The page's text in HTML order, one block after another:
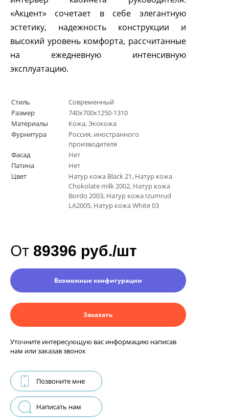
«Акцент» сочетает в себе элегантную
эстетику, надежность конструкции и
высокий уровень комфорта, рассчитанные
на ежедневную интенсивную
эксплуатацию.
Стиль
Современный
Размер
740x700x1250-1310
Материалы
Кожа, Экокожа
Фурнитура
Россия, иностранного
производителя
Фасад
Нет
Патина
Нет
Цвет
Натур кожа Black 21, Натур кожа
Chokolate milk 2002, Натур кожа
Bordo 2003, Натур кожа Izumrud
LA2005, Натур кожа White 03
От 89396 руб./шт
Возможные конфигурации
Заказать
Уточните интересующую вас информацию написав
нам или заказав звонок
Позвоните мне
Написать нам